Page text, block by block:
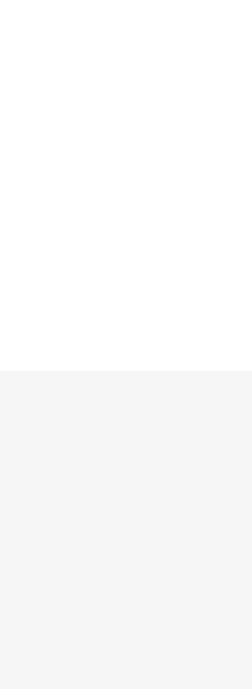
北路167號14樓之1
路四段678號3樓